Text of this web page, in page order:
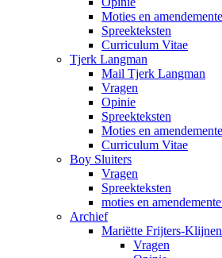
Moties en
Spreekteksten
Curriculum Vitae
Tjerk Langman
Mail Tjerk Langman
Vragen
Opinie
Spreekteksten
Moties en
Curriculum Vitae
Boy Sluiters
Vragen
Spreekteksten
moties en
Archief
Mariëtte Frijters-Klijnen
Vragen